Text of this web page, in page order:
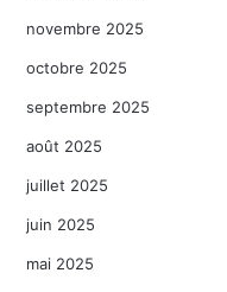
novembre 2025
octobre 2025
septembre 2025
août 2025
juillet 2025
juin 2025
mai 2025